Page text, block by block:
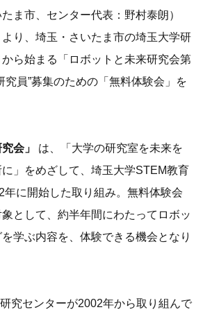
ま市、センター代表：野村泰朗）
り、埼玉・さいたま市の埼玉大学研
ら始まる「ロボットと未来研究会第
究員”募集のための「無料体験会」を
会」
は、「大学の研究室を未来を
」をめざして、埼玉大学STEM教育
年に開始した取り組み。無料体験会
として、約半年間にわたってロボッ
学ぶ内容を、体験できる機会となり
究センターが2002年から取り組んで